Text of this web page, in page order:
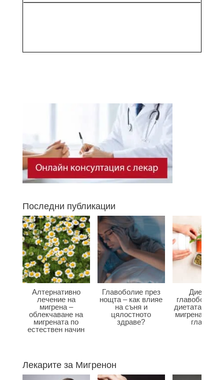
Последни публикации
Алтернативно
лечение на
мигрена –
облекчаване на
мигрената по
естествен начин
Главоболие през
нощта – как влияе
на съня и
цялостното
здраве?
Диета при
главоболие –
диетата
мигрена и
главата?
Лекарите за Мигренон